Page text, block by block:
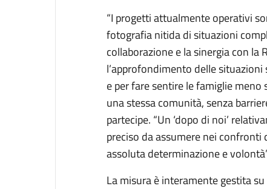
“I progetti attualmente operativi
fotografia nitida di situazioni
collaborazione e la sinergia con la
l’approfondimento delle
e per fare sentire le famiglie
una stessa comunità, senza
partecipe. “Un ‘dopo di noi’
preciso da assumere nei confronti
assoluta determinazione e
La misura è interamente gestita